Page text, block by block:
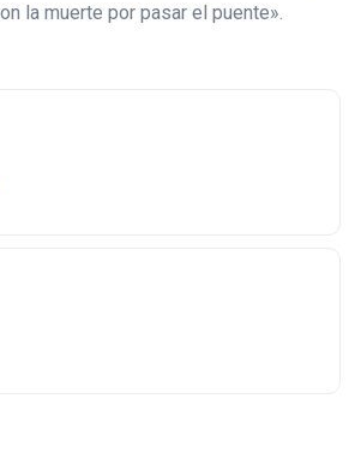
la muerte por pasar el puente».